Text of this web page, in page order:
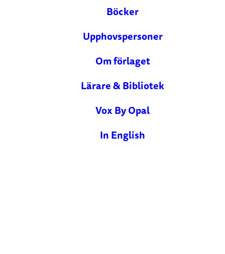
Böcker
Upphovspersoner
Om förlaget
Lärare & Bibliotek
Vox By Opal
In English